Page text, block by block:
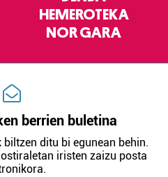
HEMEROTEKA
NOR GARA
berrien buletina
ditu bi egunean behin.
iristen zaizu posta